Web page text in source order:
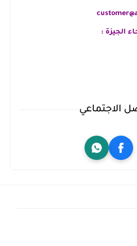
الجيزة :
الاجتماعي